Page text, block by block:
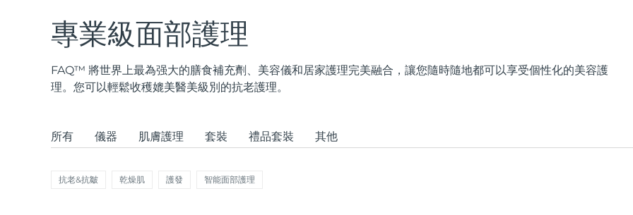
專業級面部護理
FAQ™ 將世界上最為强大的膳食補充劑、美容儀和居家護理完美融合，讓您隨時隨地都可以享受個性化的美容護
理。您可以輕鬆收穫媲美醫美級別的抗老護理。
所有 儀器 肌膚護理 套裝 禮品套裝 其他
抗老&抗皺 乾燥肌 護發 智能面部護理
FAQ™ Dual LED Panel
熱門產品
特別優惠 暢銷產品